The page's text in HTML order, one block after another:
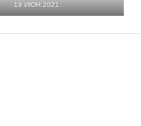
19 ИЮН 2021